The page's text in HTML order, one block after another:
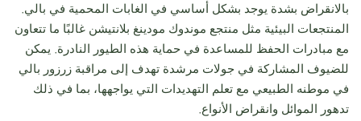
بالانقراض بشدة يوجد بشكل أساسي في الغابات المحمية في بالي.
المنتجعات البيئية مثل منتجع موندوك مودينغ بلانتيشن غالبًا ما تتعاون
مع مبادرات الحفظ للمساعدة في حماية هذه الطيور النادرة. يمكن
للضيوف المشاركة في جولات مرشدة تهدف إلى مراقبة زرزور بالي
في موطنه الطبيعي مع تعلم التهديدات التي يواجهها، بما في ذلك
تدهور الموائل وانقراض الأنواع.